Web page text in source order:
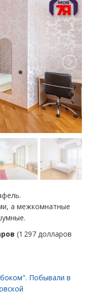
а межкомнатные
(1 297 долларов
Побывали в